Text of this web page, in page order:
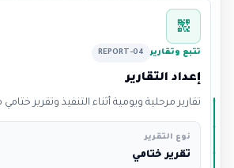
qr_code_2
تتبع وتقارير REPORT-04
إعداد التقارير
تقارير مرحلية ويومية أثناء التنفيذ وتقرير
نوع التقرير
تقرير ختامي